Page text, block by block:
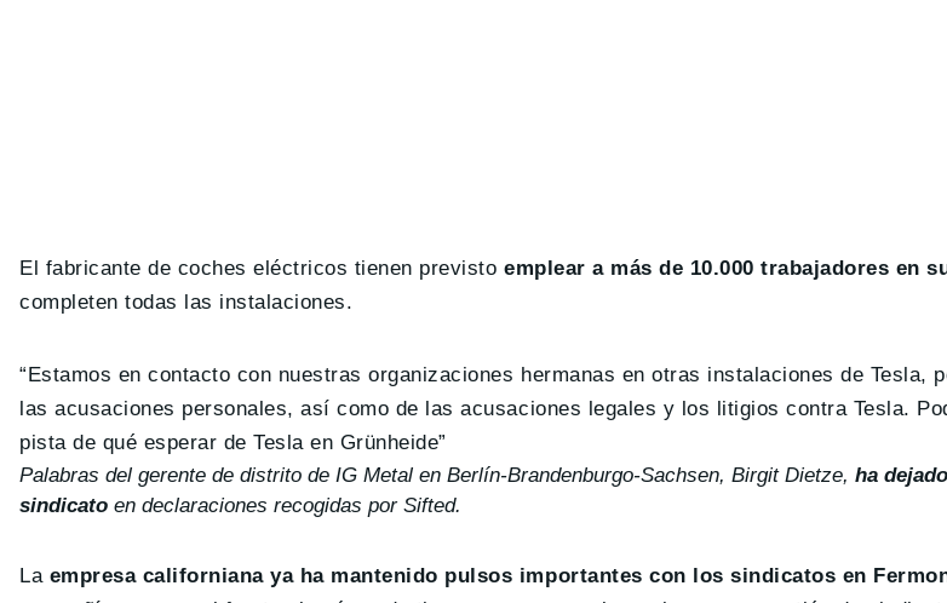
El fabricante de coches eléctricos tienen previsto emplear a más de 10.000 trabajadores en
completen todas las instalaciones.
“Estamos en contacto con nuestras organizaciones hermanas en otras instalaciones de Tesla,
las acusaciones personales, así como de las acusaciones legales y los litigios contra Tesla.
pista de qué esperar de Tesla en Grünheide”
Palabras del gerente de distrito de IG Metal en Berlín-Brandenburgo-Sachsen, Birgit Dietze, ha
sindicato en declaraciones recogidas por Sifted.
La empresa californiana ya ha mantenido pulsos importantes con los sindicatos en